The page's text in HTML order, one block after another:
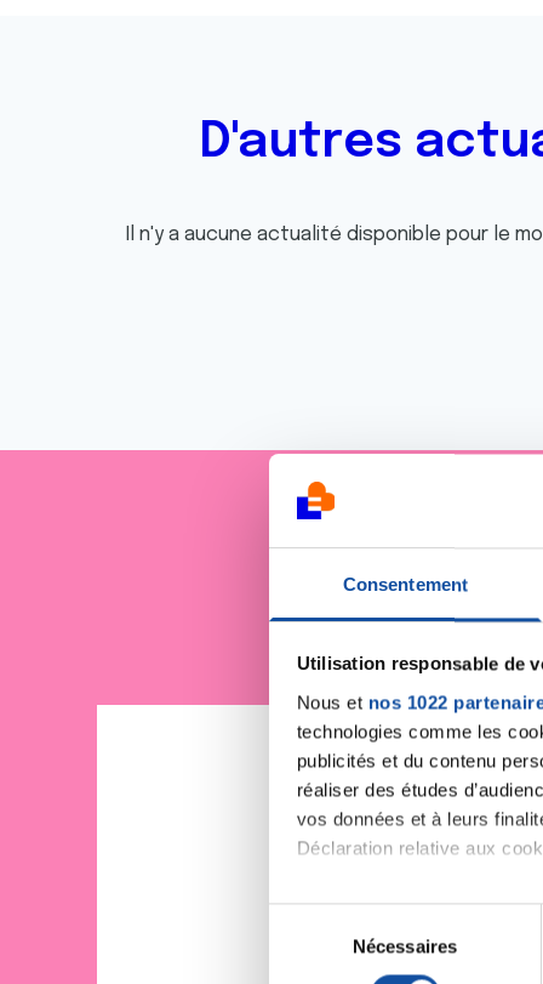
Consentement
Utilisation responsable de
Nous et nos 1022
technologies comme les
publicités et du contenu
réaliser des études
vos données et à leurs
Déclaration relative aux
Si vous le permettez, nous
Collecter des
Nécessaires
D'autres
Il n'y a aucune actualité disponible pour le
Je